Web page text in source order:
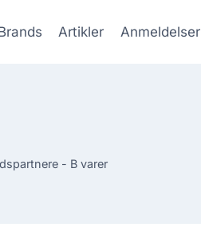
Artikler Anmeldelser
- B varer